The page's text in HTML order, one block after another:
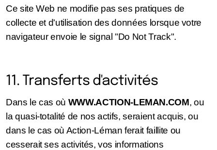
Ce site Web ne modifie pas ses pratiques de
collecte et d'utilisation des données lorsque votre
navigateur envoie le signal "Do Not Track".
11. Transferts d'activités
Dans le cas où WWW.ACTION-LEMAN.COM, ou
la quasi-totalité de nos actifs, seraient acquis, ou
dans le cas où Action-Léman ferait faillite ou
cesserait ses activités, vos informations